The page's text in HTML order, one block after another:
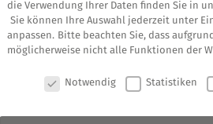
die jun­ge Gene­ra­ti­on
den Stu­di­en zufol­ge aber
ein Grund sich
die Verwendung Ihrer Daten finden Sie in
Sie können Ihre Auswahl jederzeit unter
anpassen. Bitte beachten Sie, dass
möglicherweise nicht alle Funktionen der
Notwendig
Statistiken